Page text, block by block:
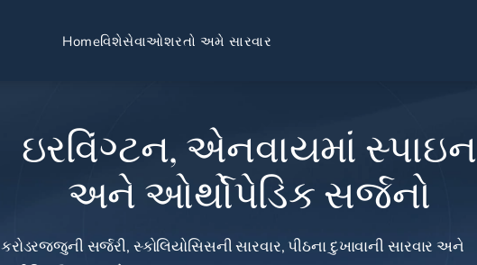
Homeવિશેસેવાઓશરતો અમે સારવાર
ઇરવિંગ્ટન, એનવાયમાં સ્પાઇન
અને ઓર્થોપેડિક સર્જનો
કરોડરજ્જુની સર્જરી, સ્કોલિયોસિસની સારવાર, પીઠના દુખાવાની સારવાર અને